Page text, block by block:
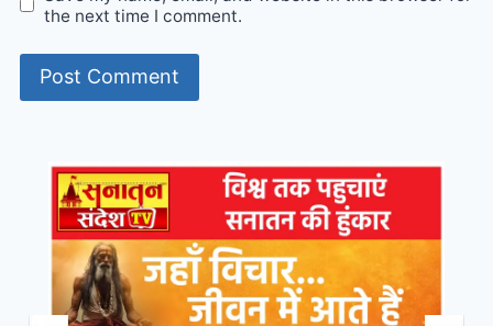
the next time I comment.